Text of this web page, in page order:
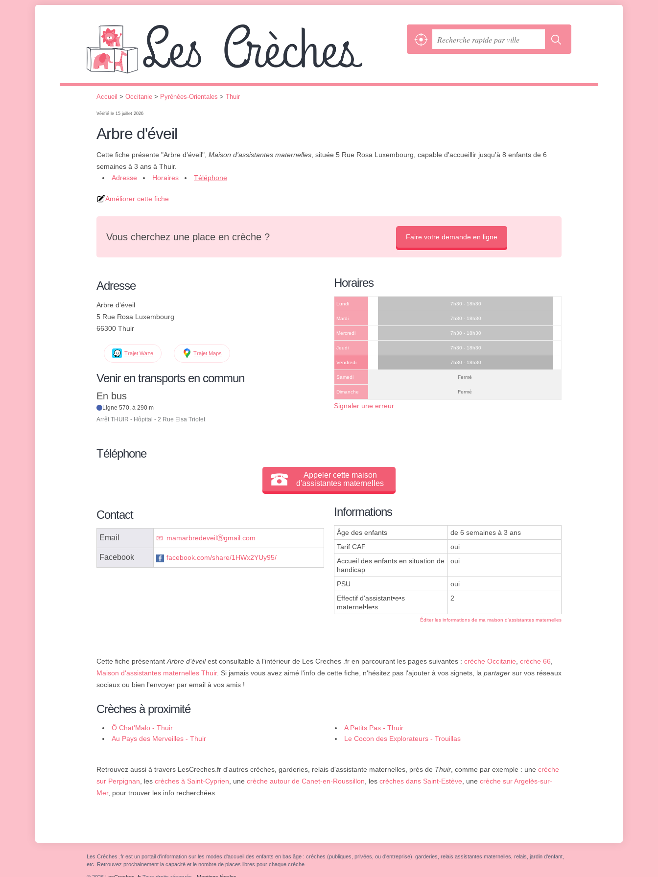
Accueil > Occitanie > Pyrénées-Orientales > Thuir
Vérifié le 15 juillet 2026
Arbre d'éveil
Cette fiche présente "Arbre d'éveil", Maison d'assistantes maternelles , située 5 Rue Rosa Luxembourg, capable d'accueillir jusqu'à 8 enfants de 6
semaines à 3 ans à Thuir.
Adresse
Horaires Téléphone
Améliorer cette fiche
Vous cherchez une place en crèche ? Faire votre demande en ligne
Adresse
Arbre d'éveil
5 Rue Rosa Luxembourg
66300 Thuir
Trajet Waze Trajet Maps
Venir en transports en commun
En bus
Ligne 570, à 290 m
Arrêt THUIR - Hôpital - 2 Rue Elsa Triolet
Horaires
Lundi 7h30 - 18h30
Mardi 7h30 - 18h30
Mercredi 7h30 - 18h30
Jeudi 7h30 - 18h30
Vendredi 7h30 - 18h30
Samedi Fermé
Dimanche Fermé
Signaler une erreur
Téléphone
Appeler cette maison
d'assistantes maternelles
Contact
Email mamarbredeveilⓐgmail.com
Facebook facebook.com/share/1HWx2YUy95/
Informations
Âge des enfants
de 6 semaines à 3 ans
Tarif CAF
oui
Accueil des enfants en situation de
handicap
oui
PSU
oui
Effectif d'assistant•e•s
maternel•le•s
2
Éditer les informations de ma maison d'assistantes maternelles
Cette fiche présentantArbre d'éveilest consultable à l'intérieur de Les Creches .fr en parcourant les pages suivantes : crèche Occitanie, crèche 66,
Maison d'assistantes maternelles Thuir. Si jamais vous avez aimé l'info de cette fiche, n'hésitez pas l'ajouter à vos signets, la partager sur vos réseaux
sociaux ou bien l'envoyer par email à vos amis !
Crèches à proximité
Ô Chat'Malo - Thuir
A Petits Pas - Thuir
Au Pays des Merveilles - Thuir
Le Cocon des Explorateurs - Trouillas
Retrouvez aussi à travers LesCreches.fr d'autres crèches, garderies, relais d'assistante maternelles, près de Thuir, comme par exemple : une crèche
sur Perpignan, les crèches à Saint-Cyprien, une crèche autour de Canet-en-Roussillon, les crèches dans Saint-Estève, une crèche sur Argelès-sur-
Mer, pour trouver les info recherchées.
Les Crèches .fr est un portail d'information sur les modes d'accueil des enfants en bas âge : crèches (publiques, privées, ou d'entreprise), garderies, relais assistantes maternelles, relais, jardin d'enfant,
etc. Retrouvez prochainement la capacité et le nombre de places libres pour chaque crèche.